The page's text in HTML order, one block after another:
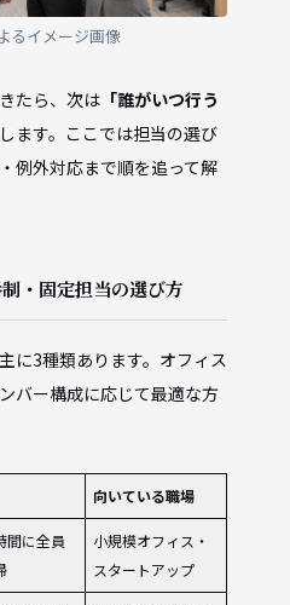
るイメージ画像
たら、次は「誰がいつ行う
ます。ここでは担当の選び
例外対応まで順を追って解
・固定担当の選び方
に3種類あります。オフィス
バー構成に応じて最適な方
向いている職場
間に全員
小規模オフィス・
スタートアップ